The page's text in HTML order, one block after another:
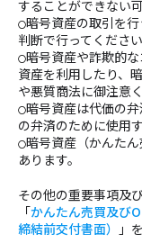
することができない
〇暗号資産の取引を
判断で行ってください
〇暗号資産や詐欺的
資産を利用したり、
や悪質商法に御注意
〇暗号資産は代価の
の弁済のために使⽤
〇暗号資産（かんた
あります。
その他の重要事項及
「かんたん売買及び
締結前交付書面）
」